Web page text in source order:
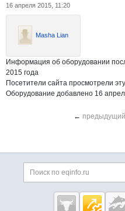
16 апреля 2015, 11:20
Masha Lian
Информация об оборудовании
2015 года
Посетители сайта просмотрели
Оборудование добавлено 16
← предыдущий
Дополнительная
Cсылки на